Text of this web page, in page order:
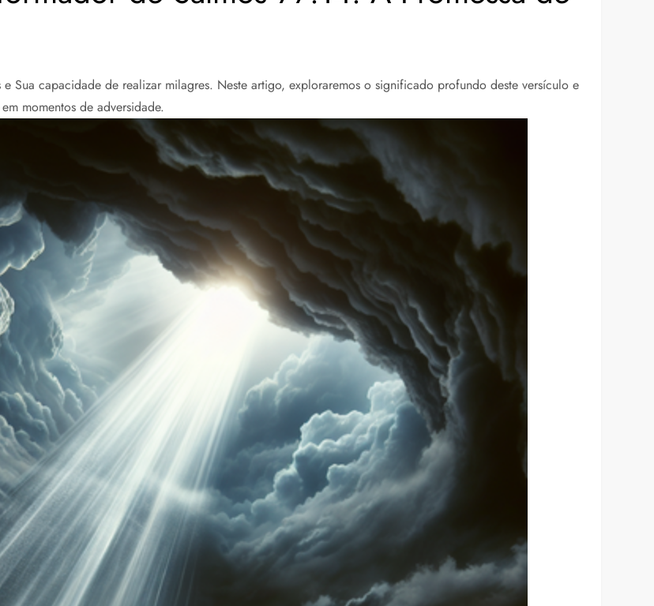
Sua capacidade de realizar milagres. Neste artigo, exploraremos o significado profundo deste versículo e
momentos de adversidade.